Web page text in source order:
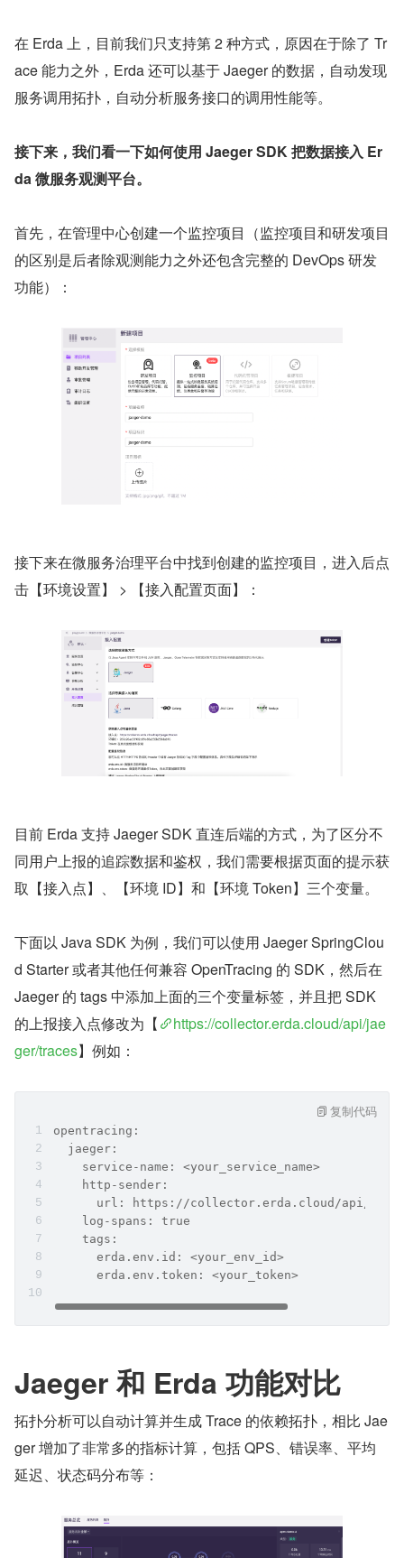
在 Erda 上，目前我们只支持第 2 种方式，原因在于除了 Tr
ace 能力之外，Erda 还可以基于 Jaeger 的数据，自动发现
服务调用拓扑，自动分析服务接口的调用性能等。
接下来，我们看一下如何使用 Jaeger SDK 把数据接入 Er
da 微服务观测平台。
首先，在管理中心创建一个监控项目（监控项目和研发项目
的区别是后者除观测能力之外还包含完整的 DevOps 研发
功能）：
接下来在微服务治理平台中找到创建的监控项目，进入后点
击【环境设置】 > 【接入配置页面】：
目前 Erda 支持 Jaeger SDK 直连后端的方式，为了区分不
同用户上报的追踪数据和鉴权，我们需要根据页面的提示获
取【接入点】、【环境 ID】和【环境 Token】三个变量。
下面以 Java SDK 为例，我们可以使用 Jaeger SpringClou
d Starter 或者其他任何兼容 OpenTracing 的 SDK，然后在
Jaeger 的 tags 中添加上面的三个变量标签，并且把 SDK
的上报接入点修改为【
https://collector.erda.cloud/api/jae
ger/traces】例如：
opentracing:
  jaeger:
    service-name: <your_service_name>
    http-sender:
url: https://collector.erda.cloud/api/
    log-spans: true
    tags:
      erda.env.id: <your_env_id>
      erda.env.token: <your_token>
复制代码
Jaeger 和 Erda 功能对比
拓扑分析可以自动计算并生成 Trace 的依赖拓扑，相比 Jae
ger 增加了非常多的指标计算，包括 QPS、错误率、平均
延迟、状态码分布等：